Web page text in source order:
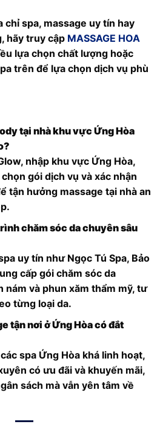
chỉ spa, massage uy tín hay
hãy truy cập MASSAGE HOA
lựa chọn chất lượng hoặc
trên để lựa chọn dịch vụ phù
tại nhà khu vực Ứng Hòa
nhập khu vực Ứng Hòa,
gói dịch vụ và xác nhận
tận hưởng massage tại nhà an
chăm sóc da chuyên sâu
uy tín như Ngọc Tú Spa, Bảo
cấp gói chăm sóc da
nám và phun xăm thẩm mỹ, tư
từng loại da.
tận nơi ở Ứng Hòa có đắt
spa Ứng Hòa khá linh hoạt,
có ưu đãi và khuyến mãi,
sách mà vẫn yên tâm về